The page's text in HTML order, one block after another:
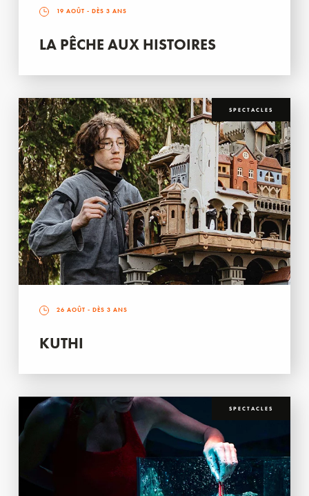
19 AOÛT - DÈS 3 ANS
LA PÊCHE AUX HISTOIRES
SPECTACLES
26 AOÛT - DÈS 3 ANS
KUTHI
SPECTACLES